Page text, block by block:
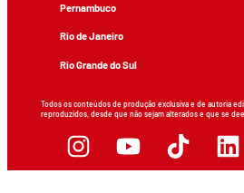
Pernambuco
Rio de Janeiro
Rio Grande do Sul
Todos os conteúdos de produção exclusiva e de autoria
reproduzidos, desde que não sejam alterados e que se